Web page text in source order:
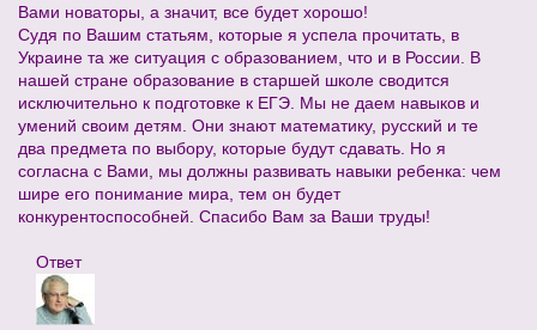
Вами новаторы, а значит, все будет хорошо!
Судя по Вашим статьям, которые я успела прочитать, в
Украине та же ситуация с образованием, что и в России. В
нашей стране образование в старшей школе сводится
исключительно к подготовке к ЕГЭ. Мы не даем навыков и
умений своим детям. Они знают математику, русский и те
два предмета по выбору, которые будут сдавать. Но я
согласна с Вами, мы должны развивать навыки ребенка: чем
шире его понимание мира, тем он будет
конкурентоспособней. Спасибо Вам за Ваши труды!
Ответ